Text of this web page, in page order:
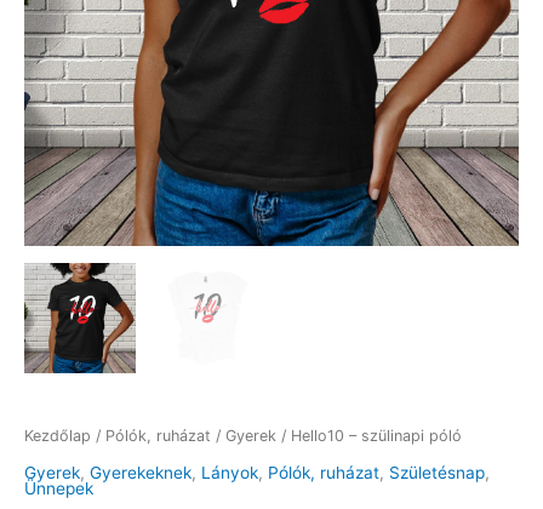
Kezdőlap / Pólók, ruházat / Gyerek / Hello10 – szülinapi póló
Gyerek, Gyerekeknek, Lányok, Pólók, ruházat, Születésnap,
Ünnepek